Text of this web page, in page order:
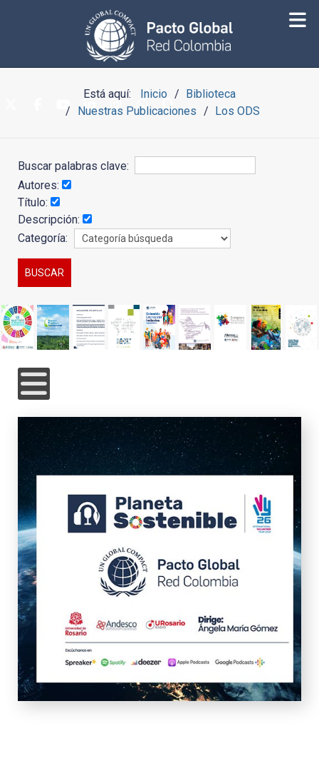
Está aquí: Inicio
Biblioteca
Nuestras Publicaciones
Los ODS
Buscar palabras clave:
Autores:
Título:
Descripción:
Categoría: